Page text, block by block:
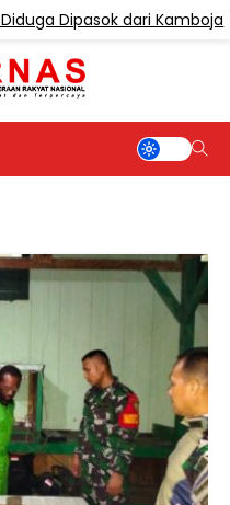
dari Kamboja